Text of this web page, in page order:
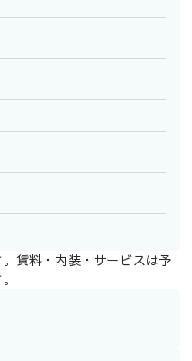
賃料・内装・サービスは予